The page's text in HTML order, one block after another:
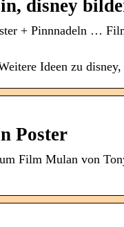
disney
+ Pinnnadeln …
Ideen zu
Poster
Film Mulan von